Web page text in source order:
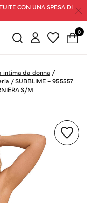
CON UNA SPESA DI
0
intima da donna /
/SUBBLIME – 955557
S/M